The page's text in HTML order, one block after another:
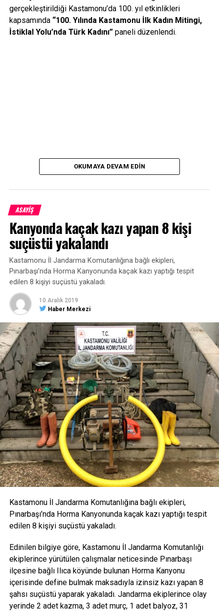
gerçekleştirildiği Kastamonu’da 100. yıl etkinlikleri
kapsamında “100. Yılında Kastamonu İlk Kadın Mitingi,
İstiklal Yolu’nda Türk Kadını”paneli düzenlendi.
OKUMAYA DEVAM EDIN
ASAYİŞ
Kanyonda kaçak kazı yapan 8 kişi
suçüstü yakalandı
Kastamonu İl Jandarma Komutanlığına bağlı ekipleri,
Pınarbaşı’nda Horma Kanyonunda kaçak kazı yaptığı tespit
edilen 8 kişiyi suçüstü yakaladı.
10 Aralık 2019
Haber Merkezi
Kastamonu İl Jandarma Komutanlığına bağlı ekipleri,
Pınarbaşı’nda Horma Kanyonunda kaçak kazı yaptığı tespit
edilen 8 kişiyi suçüstü yakaladı.
Edinilen bilgiye göre, Kastamonu İl Jandarma Komutanlığı
ekiplerince yürütülen çalışmalar neticesinde Pınarbaşı
ilçesine bağlı Ilıca köyünde bulunan Horma Kanyonu
içerisinde define bulmak maksadıyla izinsiz kazı yapan 8
şahsı suçüstü yaparak yakaladı. Jandarma ekiplerince olay
yerinde 2 adet kazma, 3 adet murç, 1 adet balyoz, 31